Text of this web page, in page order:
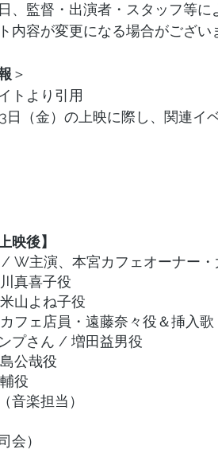
、監督・出演者・スタッフ等に
内容が変更になる場合がござい
＞
トより引用
日（金）の上映に際し、関連イ
映後】
W主演、本宮カフェオーナー・
真喜子役
山よね子役
フェ店員・遠藤奈々役＆挿入
プさん / 増田益男役
公哉役
役
音楽担当）
会）